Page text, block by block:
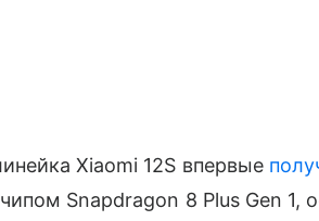
Xiaomi 12S впервые
Snapdragon 8 Plus Gen